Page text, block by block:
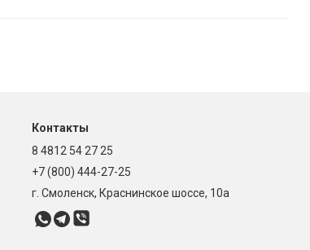
Контакты
8 4812 54 27 25
+7 (800) 444-27-25
г. Смоленск, Краснинское шоссе, 10а